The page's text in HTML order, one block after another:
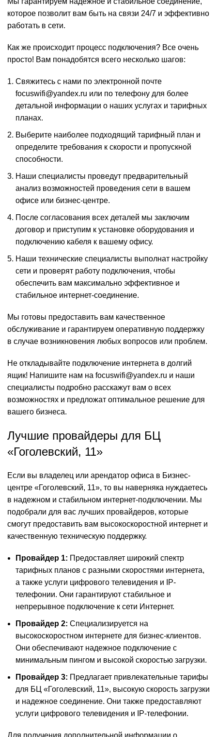
которое позволит вам быть на связи 24/7 и эффективно
работать в сети.
Как же происходит процесс подключения? Все очень
просто! Вам понадобятся всего несколько шагов:
Свяжитесь с нами по электронной почте
focuswifi@yandex.ru или по телефону для более
детальной информации о наших услугах и тарифных
планах.
Выберите наиболее подходящий тарифный план и
определите требования к скорости и пропускной
способности.
Наши специалисты проведут предварительный
анализ возможностей проведения сети в вашем
офисе или бизнес-центре.
После согласования всех деталей мы заключим
договор и приступим к установке оборудования и
подключению кабеля к вашему офису.
Наши технические специалисты выполнат настройку
сети и проверят работу подключения, чтобы
обеспечить вам максимально эффективное и
стабильное интернет-соединение.
Мы готовы предоставить вам качественное
обслуживание и гарантируем оперативную поддержку
в случае возникновения любых вопросов или проблем.
Не откладывайте подключение интернета в долгий
ящик! Напишите нам на focuswifi@yandex.ru и наши
специалисты подробно расскажут вам о всех
возможностях и предложат оптимальное решение для
вашего бизнеса.
Лучшие провайдеры для БЦ
«Гоголевский, 11»
Если вы владелец или арендатор офиса в Бизнес-
центре «Гоголевский, 11», то вы наверняка нуждаетесь
в надежном и стабильном интернет-подключении. Мы
подобрали для вас лучших провайдеров, которые
смогут предоставить вам высокоскоростной интернет и
качественную техническую поддержку.
Провайдер 1: Предоставляет широкий спектр
тарифных планов с разными скоростями интернета,
а также услуги цифрового телевидения и IP-
телефонии. Они гарантируют стабильное и
непрерывное подключение к сети Интернет.
Провайдер 2: Специализируется на
высокоскоростном интернете для бизнес-клиентов.
Они обеспечивают надежное подключение с
минимальным пингом и высокой скоростью загрузки.
Провайдер 3: Предлагает привлекательные тарифы
для БЦ «Гоголевский, 11», высокую скорость загрузки
и надежное соединение. Они также предоставляют
услуги цифрового телевидения и IP-телефонии.
Для получения дополнительной информации о